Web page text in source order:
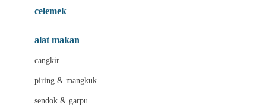
Inlacta DHA
Ivenet
celemek
alat makan
cangkir
piring & mangkuk
sendok & garpu